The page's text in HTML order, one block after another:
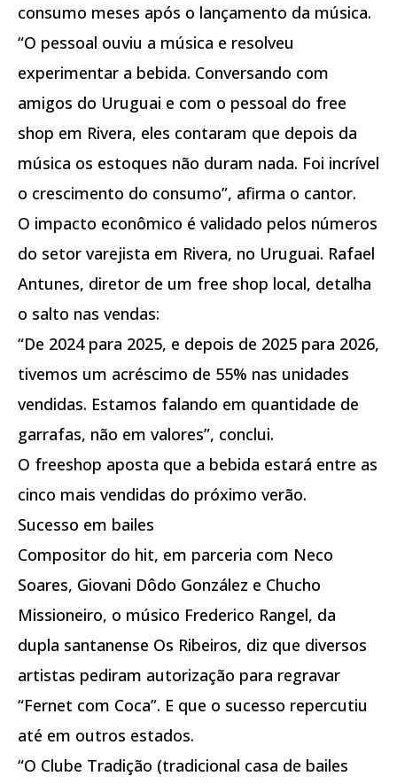
consumo meses após o lançamento da música.
“O pessoal ouviu a música e resolveu
experimentar a bebida. Conversando com
amigos do Uruguai e com o pessoal do free
shop em Rivera, eles contaram que depois da
música os estoques não duram nada. Foi incrível
o crescimento do consumo”, afirma o cantor.
O impacto econômico é validado pelos números
do setor varejista em Rivera, no Uruguai. Rafael
Antunes, diretor de um free shop local, detalha
o salto nas vendas:
“De 2024 para 2025, e depois de 2025 para 2026,
tivemos um acréscimo de 55% nas unidades
vendidas. Estamos falando em quantidade de
garrafas, não em valores”, conclui.
O freeshop aposta que a bebida estará entre as
cinco mais vendidas do próximo verão.
Sucesso em bailes
Compositor do hit, em parceria com Neco
Soares, Giovani Dôdo González e Chucho
Missioneiro, o músico Frederico Rangel, da
dupla santanense Os Ribeiros, diz que diversos
artistas pediram autorização para regravar
“Fernet com Coca”. E que o sucesso repercutiu
até em outros estados.
“O Clube Tradição (tradicional casa de bailes